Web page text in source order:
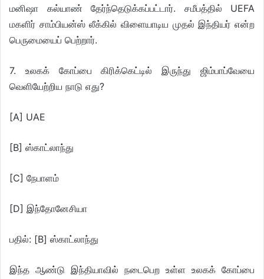
மனிஷா கல்யாண் தேர்ந்தெடுக்கப்பட்டார். சமீபத்தில் UEFA
மகளிர் சாம்பியன்ஸ் லீக்கில் விளையாடிய முதல் இந்தியர் என்ற
பெருமையைப் பெற்றார்.
7. உலகக் கோப்பை கிரிக்கெட்டில் இருந்து ஜிம்பாப்வேயை
வெளியேற்றிய நாடு எது?
[A] UAE
[B] ஸ்காட்லாந்து
[C] நேபாளம்
[D] இந்தோனேசியா
பதில்: [B] ஸ்காட்லாந்து
இந்த ஆண்டு இந்தியாவில் நடைபெற உள்ள உலகக் கோப்பை